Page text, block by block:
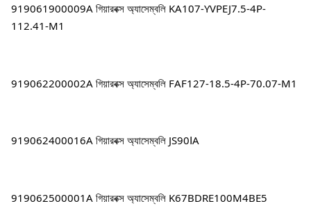
919061900009A গিয়ারবক্স অ্যাসেম্বলি KA107-YVPEJ7.5-4P-
112.41-M1
919062200002A গিয়ারবক্স অ্যাসেম্বলি FAF127-18.5-4P-70.07-M1
919062400016A গিয়ারবক্স অ্যাসেম্বলি JS90ⅠA
919062500001A গিয়ারবক্স অ্যাসেম্বলি K67BDRE100M4BE5